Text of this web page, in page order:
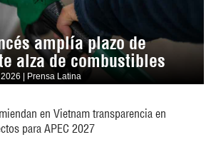
amplía plazo de
alza de combustibles
| Prensa Latina
en Vietnam transparencia en
para APEC 2027